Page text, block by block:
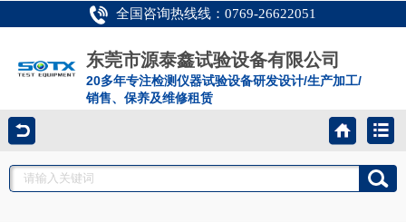
全国咨询热线线：0769-26622051
东莞市源泰鑫试验设备有限公司
20多年专注检测仪器试验设备研发设计/生产加工/
销售、保养及维修租赁